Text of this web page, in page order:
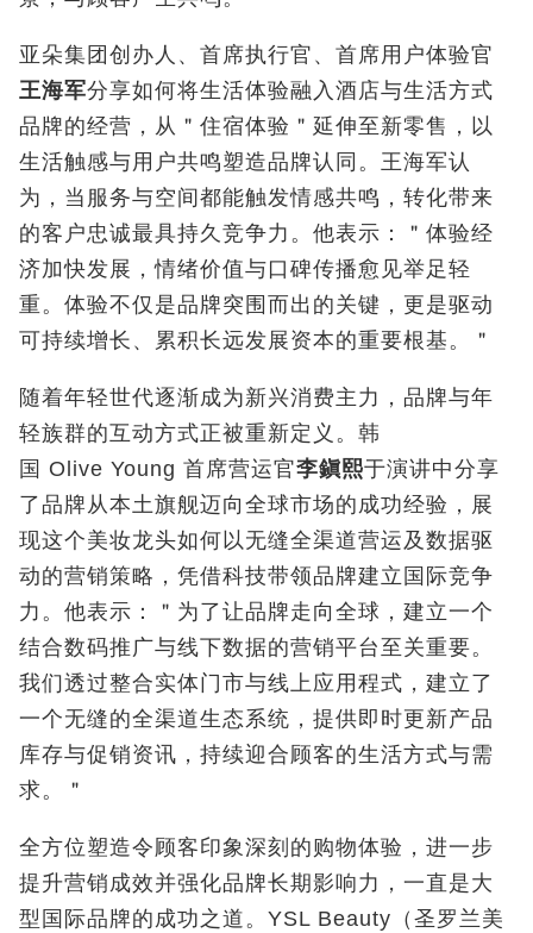
亚朵集团创办人、首席执行官、首席用户体验官
王海军分享如何将生活体验融入酒店与生活方式
品牌的经营，从＂住宿体验＂延伸至新零售，以
生活触感与用户共鸣塑造品牌认同。王海军认
为，当服务与空间都能触发情感共鸣，转化带来
的客户忠诚最具持久竞争力。他表示：＂体验经
济加快发展，情绪价值与口碑传播愈见举足轻
重。体验不仅是品牌突围而出的关键，更是驱动
可持续增长、累积长远发展资本的重要根基。＂
随着年轻世代逐渐成为新兴消费主力，品牌与年
轻族群的互动方式正被重新定义。韩
国 Olive Young 首席营运官李鎭熙于演讲中分享
了品牌从本土旗舰迈向全球市场的成功经验，展
现这个美妆龙头如何以无缝全渠道营运及数据驱
动的营销策略，凭借科技带领品牌建立国际竞争
力。他表示：＂为了让品牌走向全球，建立一个
结合数码推广与线下数据的营销平台至关重要。
我们透过整合实体门市与线上应用程式，建立了
一个无缝的全渠道生态系统，提供即时更新产品
库存与促销资讯，持续迎合顾客的生活方式与需
求。＂
全方位塑造令顾客印象深刻的购物体验，进一步
提升营销成效并强化品牌长期影响力，一直是大
型国际品牌的成功之道。YSL Beauty（圣罗兰美